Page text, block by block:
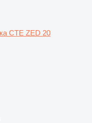
CTE ZED 20